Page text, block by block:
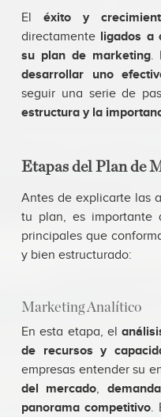
Eléxito y
directamente ligados a
su plan de marketing.
desarrollar uno
seguir una serie de
estructura y la
Etapas del Plan de
Antes de explicarte las
tu plan, es importante
principales que
y bien estructurado:
Marketing Analítico
En esta etapa, el
de recursos y
empresas entender su
del mercado,
panorama competitivo.